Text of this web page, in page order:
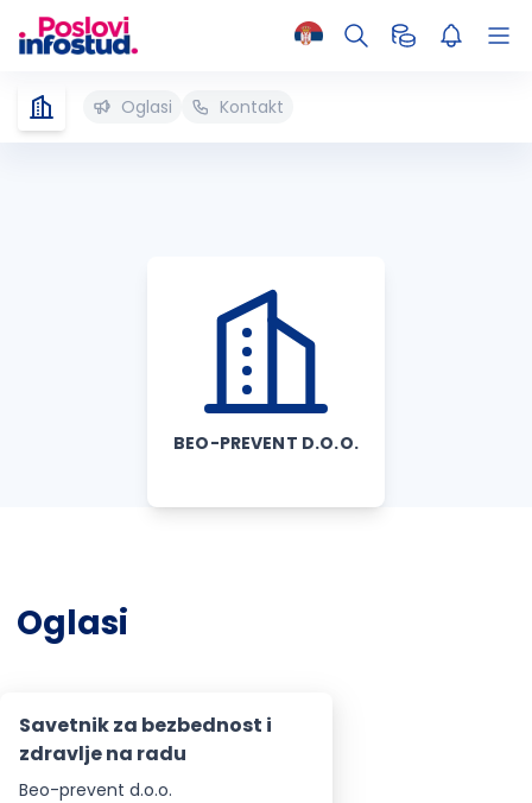
Oglasi Kontakt
BEO-PREVENT D.O.O.
Oglasi
Savetnik za bezbednost i
zdravlje na radu
Beo-prevent d.o.o.